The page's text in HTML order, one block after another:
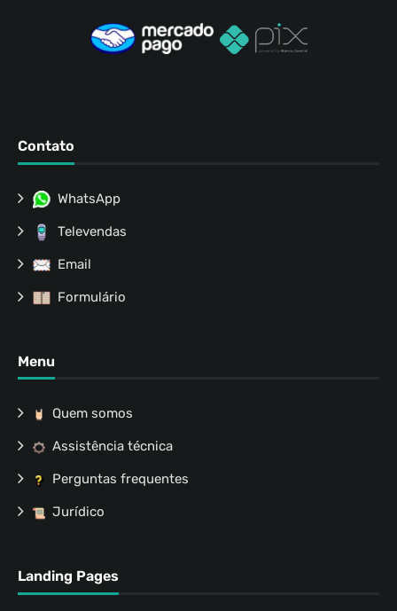
Contato
WhatsApp
Televendas
Email
Formulário
Menu
Quem somos
Assistência técnica
Perguntas frequentes
Jurídico
Landing Pages